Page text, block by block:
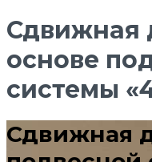
Сдвижная
основе
системы
Сдвижная